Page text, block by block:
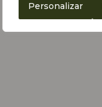
Personalizar